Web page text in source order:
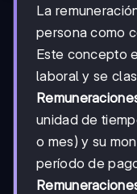
La
persona como
Este concepto
laboral y se
unidad de
o mes) y su
período de